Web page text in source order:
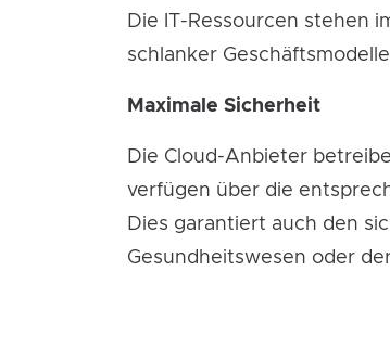
Die IT-Ressourcen stehen
schlanker
Maximale Sicherheit
Die Cloud-Anbieter
verfügen über die
Dies garantiert auch den
Gesundheitswesen oder